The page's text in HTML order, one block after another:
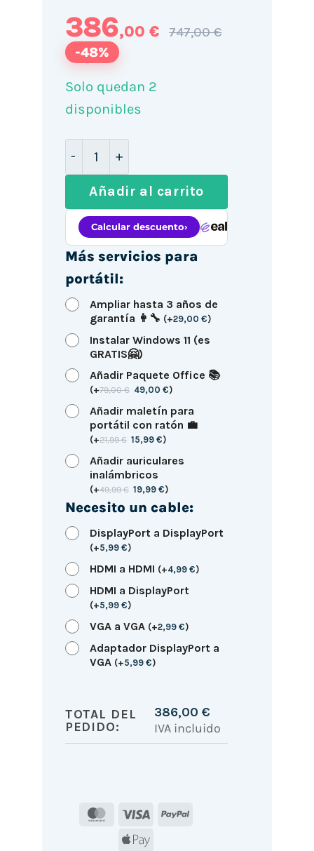
386,00 € 747,00 €
-48%
Solo quedan 2
disponibles
Añadir al carrito
Más servicios para
portátil:
Ampliar hasta 3 años de
garantía 👩‍🔧 (+29,00 €)
Instalar Windows 11 (es
GRATIS🤗)
Añadir Paquete Office 📚
(+79,00€ 49,00€)
Añadir maletín para
portátil con ratón 💼
(+21,99€ 15,99€)
Añadir auriculares
inalámbricos
(+49,99€ 19,99€)
Necesito un cable:
DisplayPort a DisplayPort
(+5,99 €)
HDMI a HDMI (+4,99 €)
HDMI a DisplayPort
(+5,99 €)
VGA a VGA (+2,99 €)
Adaptador DisplayPort a
VGA (+5,99 €)
TOTAL DEL
PEDIDO:
386,00 €
IVA incluido
MasterCard
Visa
PayPal
Apple